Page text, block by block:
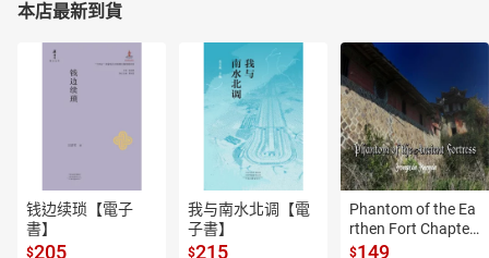
本店最新到貨
钱边续琐【電子
書】
$205
我与南水北调【電
子書】
$215
Phantom of the Ea
rthen Fort Chapter
4【有聲書】
$149